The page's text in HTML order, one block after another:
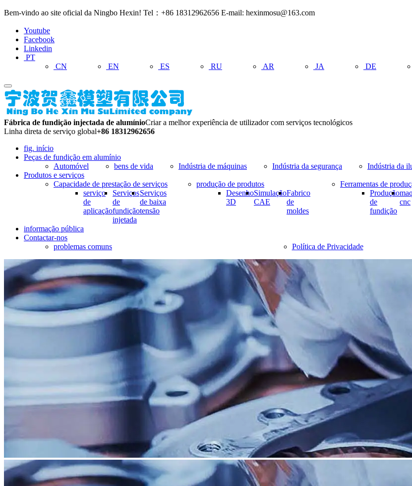
Bem-vindo ao site oficial da Ningbo Hexin! Tel：+86 18312962656 E-mail: hexinmosu@163.com
Youtube
Facebook
Linkedin
PT
CN
EN ES RU AR JA DE
Fábrica de fundição injectada de alumínioCriar a melhor experiência de utilizador com serviços tecnológicos
Linha direta de serviço global+86 18312962656
fig. início
Peças de fundição em alumínio
Automóvel
bens de vida Indústria de máquinas Indústria da segurança Indústria da
Produtos e serviços
Capacidade de prestação de serviços
serviço
de
aplicação
Serviços
de
fundição
injetada
Serviços
de baixa
tensão
produção de produtos
Desenho
3D
Simulação
CAE
Fabrico
de
moldes
Ferramentas de
Produção
de
fundição
cnc
informação pública
Contactar-nos
problemas comuns
Política de Privacidade